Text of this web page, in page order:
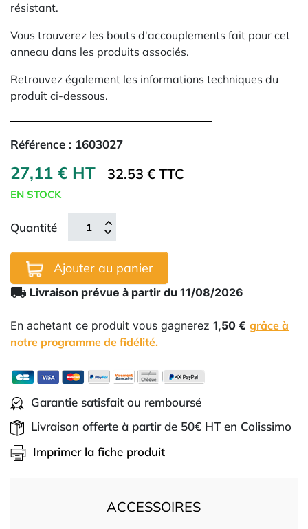
résistant.
Vous trouverez les bouts d'accouplements fait pour cet
anneau dans les produits associés.
Retrouvez également les informations techniques du
produit ci-dessous.
Référence : 1603027
27,11 € HT 32.53 € TTC
EN STOCK
Quantité
Ajouter au panier
local_shipping Livraison prévue à partir du 11/08/2026
En achetant ce produit vous gagnerez 1,50 € grâce à
notre programme de fidélité.
Garantie satisfait ou remboursé
Livraison offerte à partir de 50€ HT en Colissimo
Imprimer la fiche produit
ACCESSOIRES